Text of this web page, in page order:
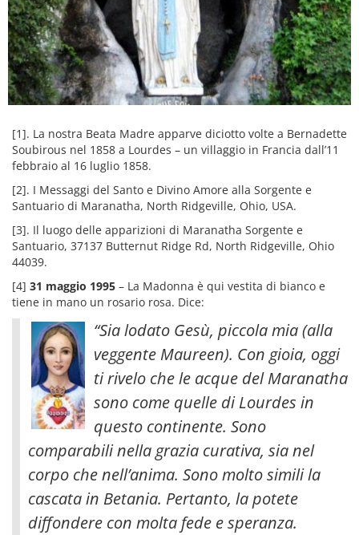
[1]. La nostra Beata Madre apparve diciotto volte a Bernadette
Soubirous nel 1858 a Lourdes – un villaggio in Francia dall’11
febbraio al 16 luglio 1858.
[2]. I Messaggi del Santo e Divino Amore alla Sorgente e
Santuario di Maranatha, North Ridgeville, Ohio, USA.
[3]. Il luogo delle apparizioni di Maranatha Sorgente e
Santuario, 37137 Butternut Ridge Rd, North Ridgeville, Ohio
44039.
[4] 31 maggio 1995 – La Madonna è qui vestita di bianco e
tiene in mano un rosario rosa. Dice:
“Sia lodato Gesù, piccola mia (alla
veggente Maureen). Con gioia, oggi
ti rivelo che le acque del Maranatha
sono come quelle di Lourdes in
questo continente. Sono
comparabili nella grazia curativa, sia nel
corpo che nell’anima. Sono molto simili la
cascata in Betania. Pertanto, la potete
diffondere con molta fede e speranza.